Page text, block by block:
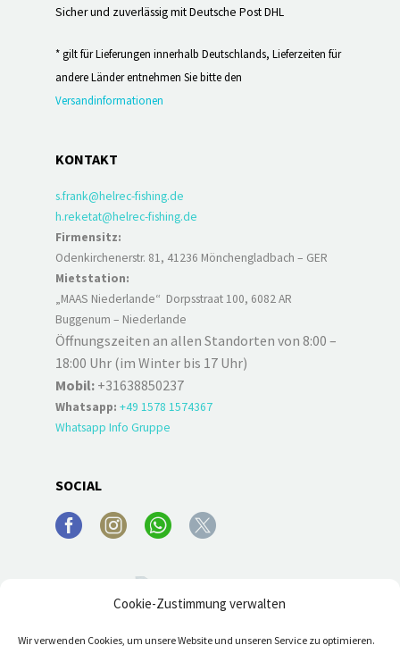
Cookie-Zustimmung verwalten
Wir verwenden Cookies, um unsere Website und unseren Service zu optimieren.
Sicher und zuverlässig mit Deutsche Post DHL
* gilt für Lieferungen innerhalb Deutschlands, Lieferzeiten für
andere Länder entnehmen Sie bitte den
Versandinformationen
KONTAKT
s.frank@helrec-fishing.de
h.reketat@helrec-fishing.de
Firmensitz:
Odenkirchenerstr. 81, 41236 Mönchengladbach – GER
Mietstation:
„MAAS Niederlande“ Dorpsstraat 100, 6082 AR
Buggenum – Niederlande
Öffnungszeiten an allen Standorten von 8:00 –
18:00 Uhr (im Winter bis 17 Uhr)
Mobil: +31638850237
Whatsapp: +49 1578 1574367
Whatsapp Info Gruppe
SOCIAL